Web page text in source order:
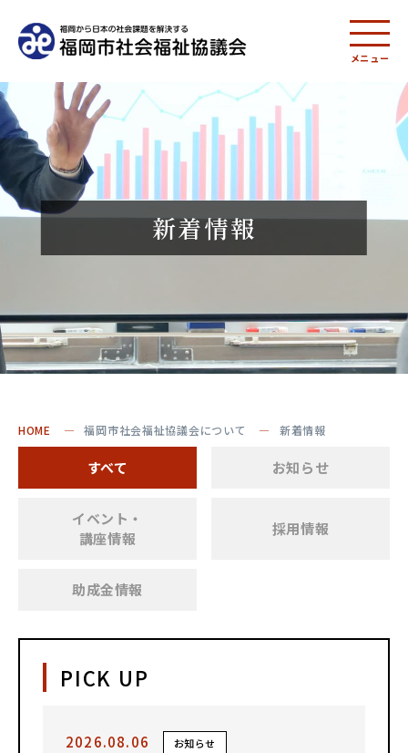
メニュー
新着情報
HOME 福岡市社会福祉協議会について 新着情報
すべて お知らせ
イベント・
講座情報
採用情報
助成金情報
PICK UP
2026.08.06 お知らせ